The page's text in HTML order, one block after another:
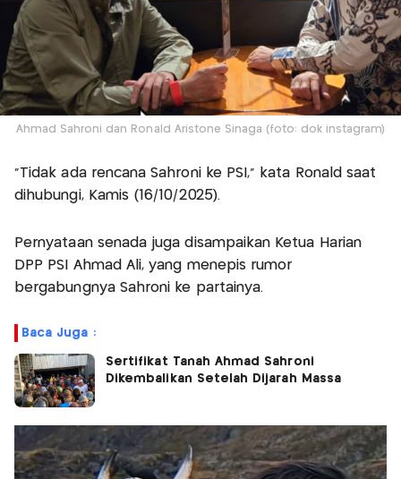
Ahmad Sahroni dan Ronald Aristone Sinaga (foto: dok instagram)
“Tidak ada rencana Sahroni ke PSI,” kata Ronald saat
dihubungi, Kamis (16/10/2025).
Pernyataan senada juga disampaikan Ketua Harian
DPP PSI Ahmad Ali, yang menepis rumor
bergabungnya Sahroni ke partainya.
Baca Juga :
Sertifikat Tanah Ahmad Sahroni
Dikembalikan Setelah Dijarah Massa